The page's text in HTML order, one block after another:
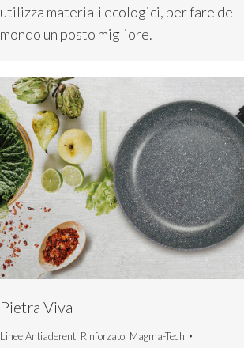
utilizza materiali ecologici, per fare del
mondo un posto migliore.
Pietra Viva
Linee Antiaderenti Rinforzato Magma-Tech